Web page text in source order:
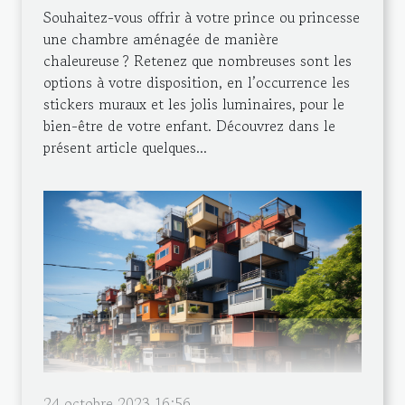
Souhaitez-vous offrir à votre prince ou princesse
une chambre aménagée de manière
chaleureuse ? Retenez que nombreuses sont les
options à votre disposition, en l’occurrence les
stickers muraux et les jolis luminaires, pour le
bien-être de votre enfant. Découvrez dans le
présent article quelques...